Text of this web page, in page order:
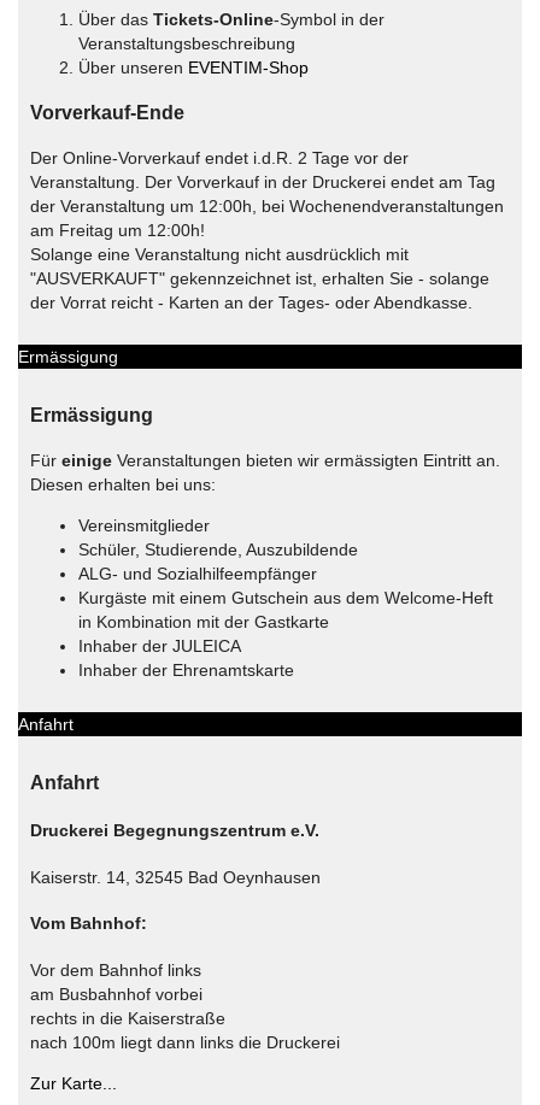
Über das Tickets-Online-Symbol in der
Veranstaltungsbeschreibung
Über unseren EVENTIM-Shop
Vorverkauf-Ende
Der Online-Vorverkauf endet i.d.R. 2 Tage vor der
Veranstaltung. Der Vorverkauf in der Druckerei endet am Tag
der Veranstaltung um 12:00h, bei Wochenendveranstaltungen
am Freitag um 12:00h!
Solange eine Veranstaltung nicht ausdrücklich mit
"AUSVERKAUFT" gekennzeichnet ist, erhalten Sie - solange
der Vorrat reicht - Karten an der Tages- oder Abendkasse.
Ermässigung
Ermässigung
Für einige Veranstaltungen bieten wir ermässigten Eintritt an.
Diesen erhalten bei uns:
Vereinsmitglieder
Schüler, Studierende, Auszubildende
ALG- und Sozialhilfeempfänger
Kurgäste mit einem Gutschein aus dem Welcome-Heft
in Kombination mit der Gastkarte
Inhaber der JULEICA
Inhaber der Ehrenamtskarte
Anfahrt
Anfahrt
Druckerei Begegnungszentrum e.V.
Kaiserstr. 14, 32545 Bad Oeynhausen
Vom Bahnhof:
Vor dem Bahnhof links
am Busbahnhof vorbei
rechts in die Kaiserstraße
nach 100m liegt dann links die Druckerei
Zur Karte...